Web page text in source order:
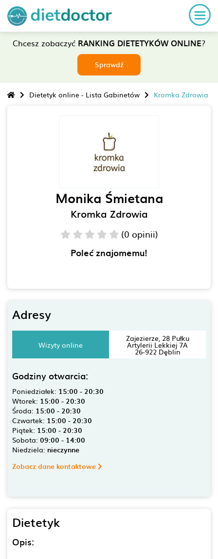
Chcesz zobaczyć RANKING DIETETYKÓW ONLINE?
Sprawdź
Dietetyk online - Lista Gabinetów Kromka Zdrowia
Monika Śmietana
Kromka Zdrowia
(0 opinii)
Poleć znajomemu!
Adresy
Wizyty online
Zajezierze, 28 Pułku
Artylerii Lekkiej 7A
26-922 Dęblin
Godziny otwarcia:
Poniedziałek: 15:00 - 20:30
Wtorek: 15:00 - 20:30
Środa: 15:00 - 20:30
Czwartek: 15:00 - 20:30
Piątek: 15:00 - 20:30
Sobota: 09:00 - 14:00
Niedziela: nieczynne
Zobacz dane kontaktowe
Dietetyk
Opis: